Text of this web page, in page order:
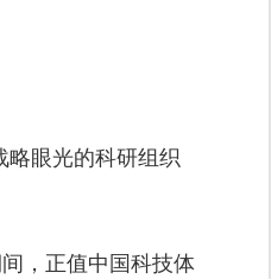
略眼光的科研组织
，正值中国科技体